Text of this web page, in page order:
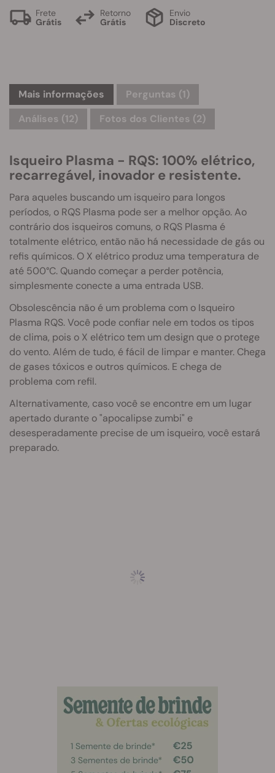
Frete
Grátis
Retorno
Grátis
Envio
Discreto
Mais informações Perguntas (1)
Análises (12)
Fotos dos Clientes (2)
Isqueiro Plasma - RQS: 100% elétrico,
recarregável, inovador e resistente.
Para aqueles buscando um isqueiro para longos
períodos, o RQS Plasma pode ser a melhor opção. Ao
contrário dos isqueiros comuns, o RQS Plasma é
totalmente elétrico, então não há necessidade de gás ou
refis químicos. O X elétrico produz uma temperatura de
até 500°C. Quando começar a perder potência,
simplesmente conecte a uma entrada USB.
Obsolescência não é um problema com o Isqueiro
Plasma RQS. Você pode confiar nele em todos os tipos
de clima, pois o X elétrico tem um design que o protege
do vento. Além de tudo, é fácil de limpar e manter. Chega
de gases tóxicos e outros químicos. E chega de
problema com refil.
Alternativamente, caso você se encontre em um lugar
apertado durante o "apocalipse zumbi" e
desesperadamente precise de um isqueiro, você estará
preparado.